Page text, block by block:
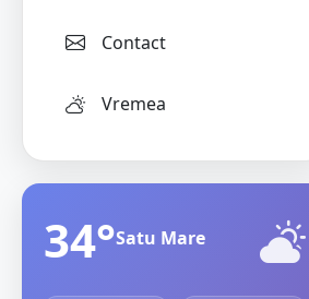
Contact
Vremea
34°Satu Mare